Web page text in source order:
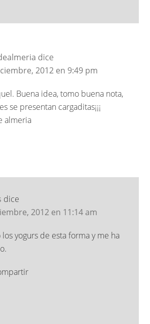
dice
2012 en 9:49 pm
Buena idea, tomo buena nota,
se presentan cargaditas¡¡¡
almeria
dice
2012 en 11:14 am
yogurs de esta forma y me ha